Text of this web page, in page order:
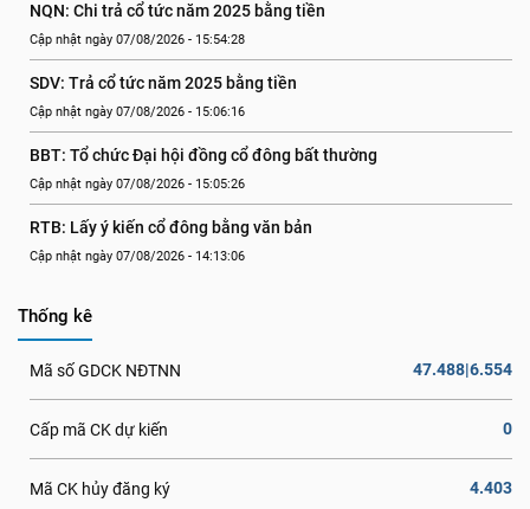
NQN: Chi trả cổ tức năm 2025 bằng tiền
Cập nhật ngày 07/08/2026 - 15:54:28
SDV: Trả cổ tức năm 2025 bằng tiền
Cập nhật ngày 07/08/2026 - 15:06:16
BBT: Tổ chức Đại hội đồng cổ đông bất thường
Cập nhật ngày 07/08/2026 - 15:05:26
RTB: Lấy ý kiến cổ đông bằng văn bản
Cập nhật ngày 07/08/2026 - 14:13:06
Thống kê
Mã số GDCK NĐTNN 47.488|6.554
Cấp mã CK dự kiến 0
Mã CK hủy đăng ký 4.403